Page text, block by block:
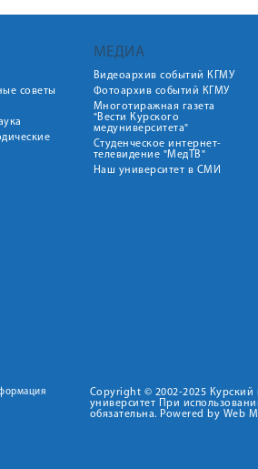
советы
МЕДИА
Видеоархив событий КГМУ
Фотоархив событий КГМУ
Многотиражная газета
"Вести Курского
медуниверситета"
Студенческое интернет-
телевидение "МедТВ"
Наш университет в СМИ
Copyright © 2002-2025 Курский
университет При
обязательна. Powered by Web